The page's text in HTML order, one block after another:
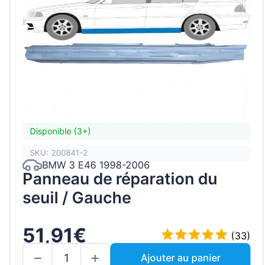
Disponible (3+)
SKU: 200841-2
BMW 3 E46 1998-2006
Panneau de réparation du
seuil / Gauche
51,91€
(33)
Ajouter au panier